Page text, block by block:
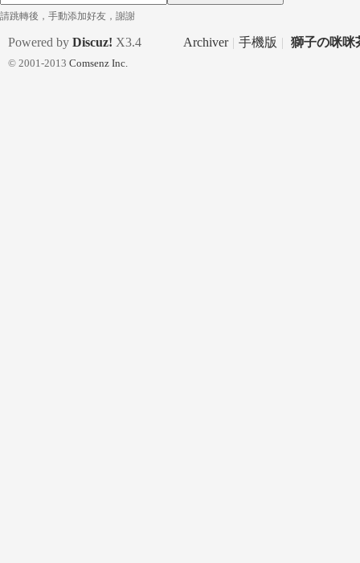
m
請跳轉後，手動添加好友，謝謝
Archiver | 手機版 | 獅子の咪咪
Powered by Discuz! X3.4
© 2001-2013 Comsenz Inc.